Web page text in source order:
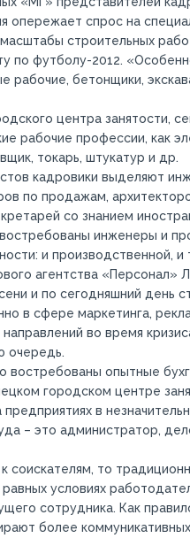
опережает спрос на
строительных
по футболу-2012.
рабочие, бетонщики,
центра занятости,
рабочие профессии, как
токарь, штукатур и др.
кадровики выделяют
по продажам,
со знанием
инженеры и
и производственной, и
агентства «Персонал»
и по сегодняшний день
в сфере маркетинга,
во время
очередь.
востребованы опытные
городском центре
в
– это администратор,
соискателям, то
условиях
сотрудника. Как
более